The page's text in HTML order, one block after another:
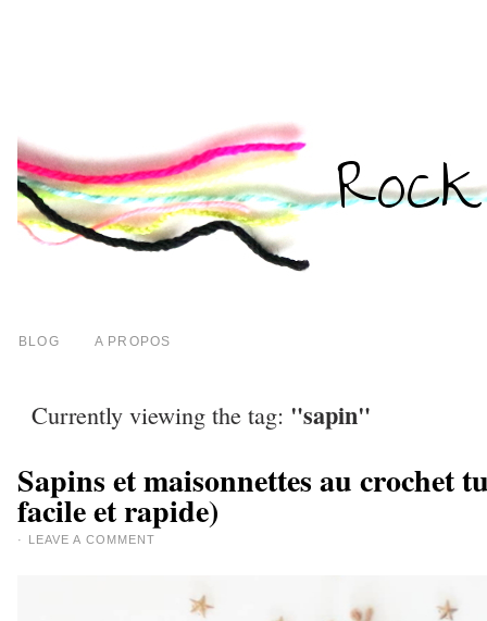
BLOG A PROPOS
Currently viewing the tag: "sapin"
Sapins et maisonnettes au crochet
facile et rapide)
· LEAVE A COMMENT